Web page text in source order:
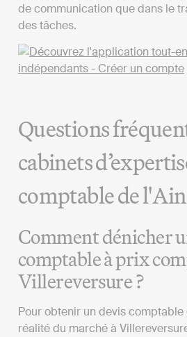
de communication que dans le
des tâches.
Questions
cabinets
comptable de
Comment dénicher
comptable à prix
Villereversure ?
Pour obtenir un devis
réalité du marché à